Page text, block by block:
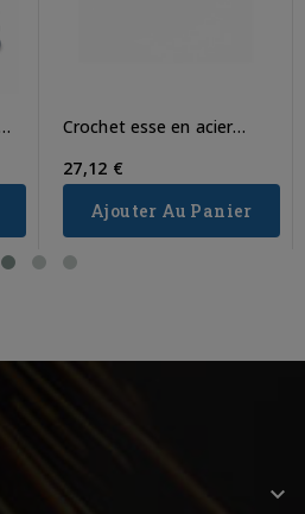
Crochet esse en acier
27,12 €
Ajouter Au Panier
